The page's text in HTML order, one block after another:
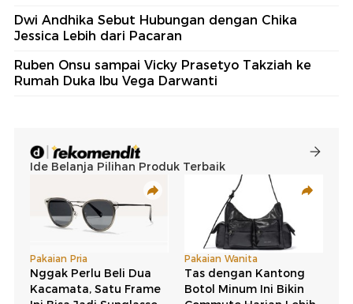
Dwi Andhika Sebut Hubungan dengan Chika
Jessica Lebih dari Pacaran
Ruben Onsu sampai Vicky Prasetyo Takziah ke
Rumah Duka Ibu Vega Darwanti